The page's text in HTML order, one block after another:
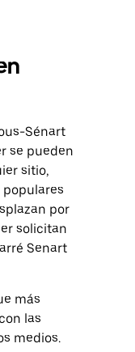
Sénart
se pueden
sitio,
por
solicitan
Senart
más
las
medios.